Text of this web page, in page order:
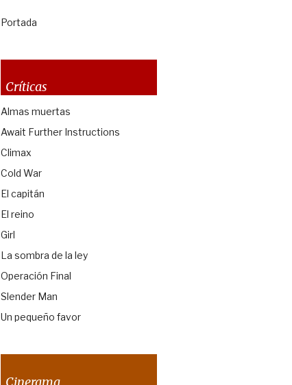
Portada
Críticas
Almas muertas
Await Further Instructions
Climax
Cold War
El capitán
El reino
Girl
La sombra de la ley
Operación Final
Slender Man
Un pequeño favor
Cinerama